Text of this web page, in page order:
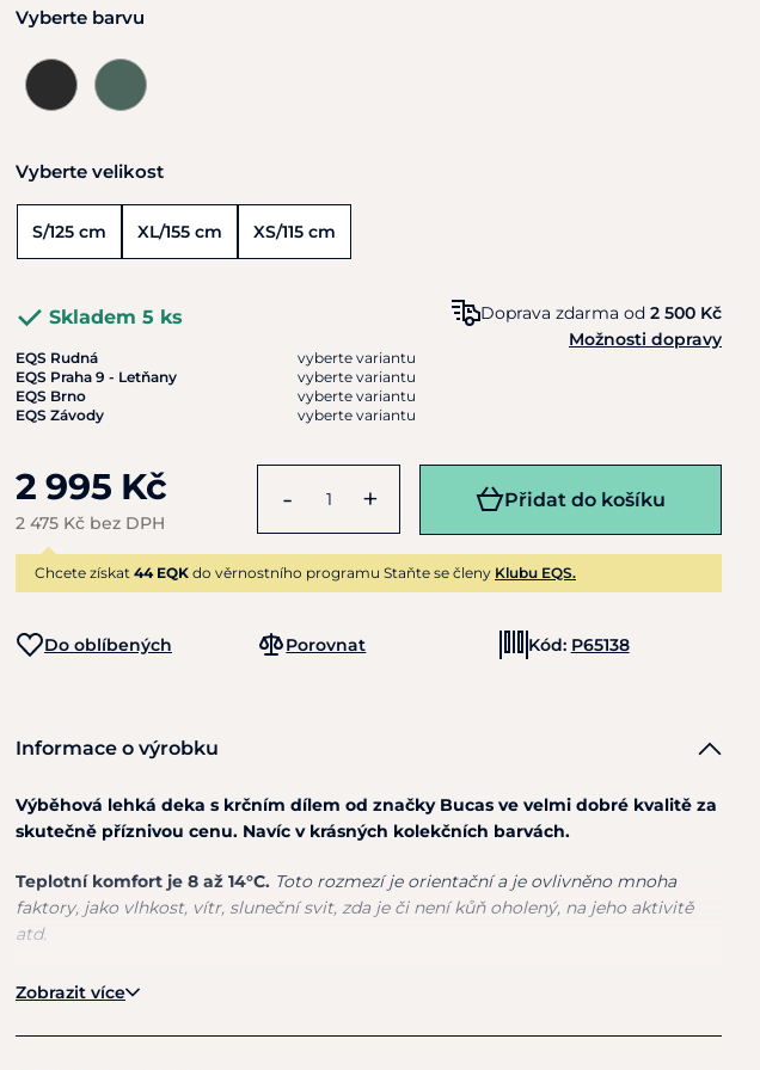
Vyberte barvu
Vyberte velikost
S/125 cm XL/155 cm XS/115 cm
Skladem 5 ks
EQS Rudná
vyberte variantu
EQS Praha 9 - Letňany
vyberte variantu
EQS Brno
vyberte variantu
EQS Závody
vyberte variantu
Doprava zdarma od 2 500 Kč
Možnosti dopravy
2 995 Kč
2 475 Kč bez DPH
- + Přidat do košíku
Chcete získat 44 EQK do věrnostního programu Staňte se členy Klubu EQS.
Do oblíbených Porovnat Kód: P65138
Informace o výrobku
Výběhová lehká deka s krčním dílem od značky Bucas ve velmi dobré kvalitě za
skutečně příznivou cenu. Navíc v krásných kolekčních barvách.
Teplotní komfort je 8 až 14°C. Toto rozmezí je orientační a je ovlivněno mnoha
faktory, jako vlhkost, vítr, sluneční svit, zda je či není kůň oholený, na jeho aktivitě
atd.
Výborně prodyšný a pevný svrchní materiál polyester Rip-Stop 600
který dává koni komfort a svobodu v pohybu. Je vybavenazapínáním na T-
Zobrazit více